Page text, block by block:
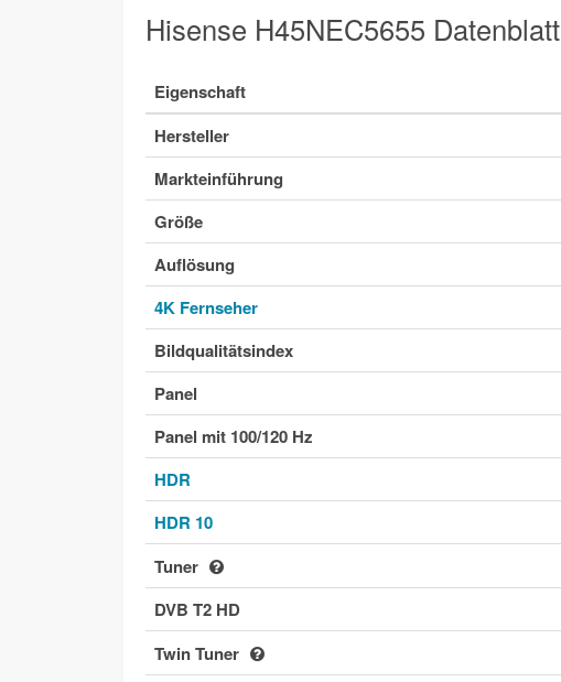
Hisense H45NEC5655 Datenblatt
Eigenschaft
Hersteller
Markteinführung
Größe
Auflösung
4K Fernseher
Bildqualitätsindex
Panel
Panel mit 100/120 Hz
HDR
HDR 10
Tuner
DVB T2 HD
Twin Tuner